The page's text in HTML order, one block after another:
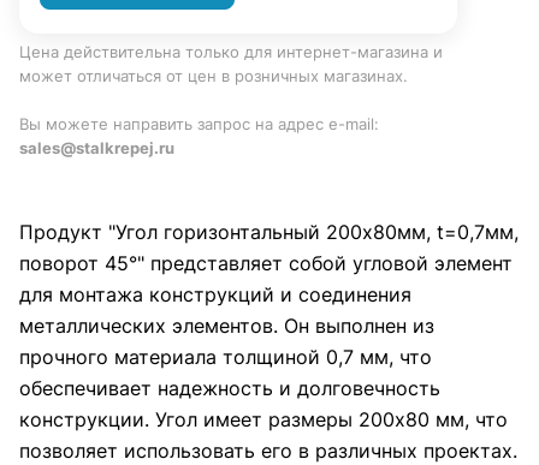
Цена действительна только для интернет-магазина и
может отличаться от цен в розничных магазинах.
Вы можете направить запрос на адрес e-mail:
sales@stalkrepej.ru
Продукт "Угол горизонтальный 200x80мм, t=0,7мм,
поворот 45°" представляет собой угловой элемент
для монтажа конструкций и соединения
металлических элементов. Он выполнен из
прочного материала толщиной 0,7 мм, что
обеспечивает надежность и долговечность
конструкции. Угол имеет размеры 200x80 мм, что
позволяет использовать его в различных проектах.